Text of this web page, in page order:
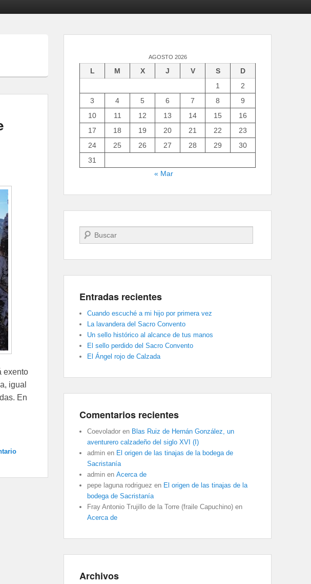
exento
igual
En
AGOSTO 2026
L M X J V S
D
1
2
3
4 5 6 7 8
9
10
11 12 13 14 15
16
17
18 19 20 21 22
23
24
25 26 27 28 29
30
31
« Mar
Buscar
Entradas recientes
Cuando escuché a mi hijo por primera vez
La lavandera del Sacro Convento
Un sello histórico al alcance de tus manos
El sello perdido del Sacro Convento
El Ángel rojo de Calzada
Comentarios recientes
Coevolador en Blas Ruiz de Hernán González, un
aventurero calzadeño del siglo XVI (I)
admin en El origen de las tinajas de la bodega de
Sacristanía
admin en Acerca de
pepe laguna rodriguez en El origen de las tinajas de la
bodega de Sacristanía
Fray Antonio Trujillo de la Torre (fraile Capuchino) en
Acerca de
Archivos